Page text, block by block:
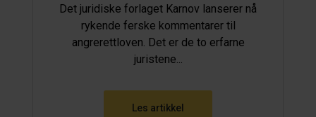
Det juridiske forlaget Karnov lanserer nå
rykende ferske kommentarer til
angrerettloven. Det er de to erfarne
juristene...
Les artikkel